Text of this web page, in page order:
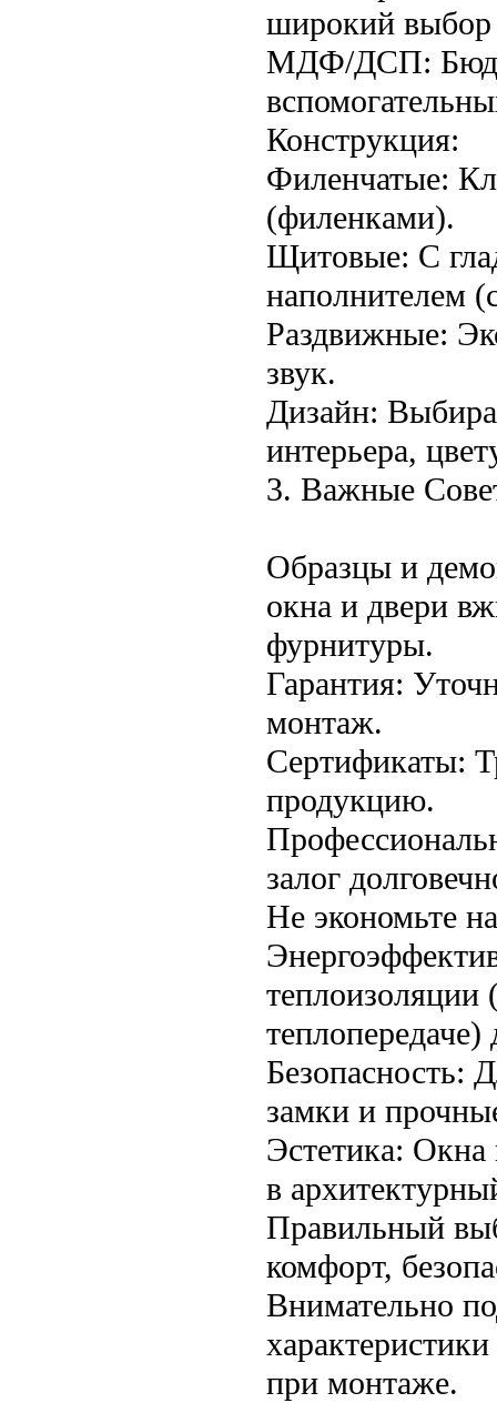
широкий выбор
МДФ/ДСП:
Конструкция:
Филенчатые:
(филенками).
Щитовые: С
наполнителем
Раздвижные:
звук.
Дизайн:
интерьера,
3. Важные
Образцы и
окна и двери
фурнитуры.
Гарантия:
монтаж.
Сертификаты:
продукцию.
залог
Не экономьте
теплоизоляции
Безопасность:
замки и
Эстетика:
в
Правильный
комфорт,
Внимательно
при монтаже.